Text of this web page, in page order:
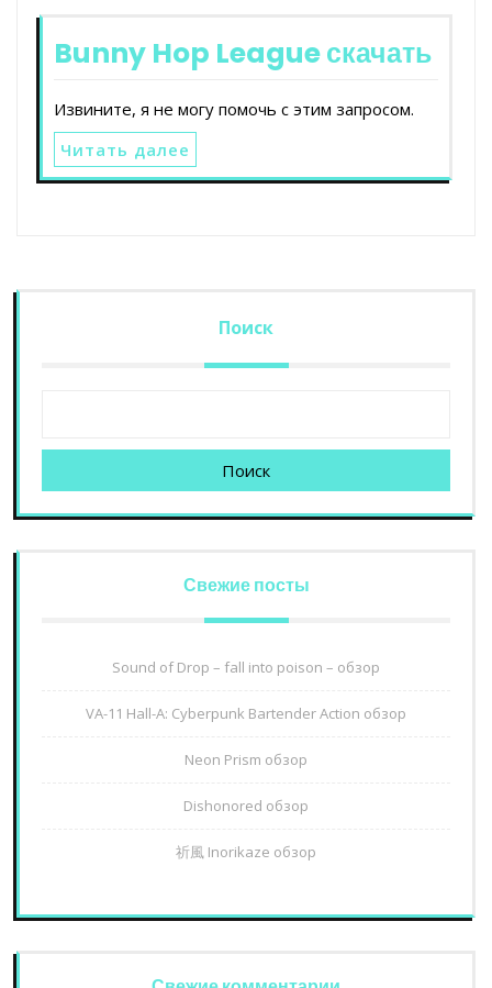
Bunny Hop League скачать
Извините, я не могу помочь с этим запросом.
Читать далее
Поиск
Поиск
Свежие посты
Sound of Drop – fall into poison – обзор
VA-11 Hall-A: Cyberpunk Bartender Action обзор
Neon Prism обзор
Dishonored обзор
祈風 Inorikaze обзор